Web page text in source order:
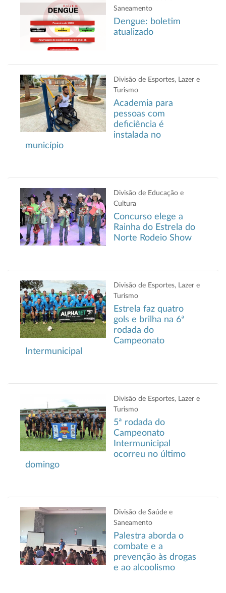
Saneamento
Dengue: boletim
atualizado
Divisão de Esportes, Lazer e
Turismo
Academia para
pessoas com
deficiência é
instalada no
município
Divisão de Educação e
Cultura
Concurso elege a
Rainha do Estrela do
Norte Rodeio Show
Divisão de Esportes, Lazer e
Turismo
Estrela faz quatro
gols e brilha na 6ª
rodada do
Campeonato
Intermunicipal
Divisão de Esportes, Lazer e
Turismo
5ª rodada do
Campeonato
Intermunicipal
ocorreu no último
domingo
Divisão de Saúde e
Saneamento
Palestra aborda o
combate e a
prevenção às drogas
e ao alcoolismo